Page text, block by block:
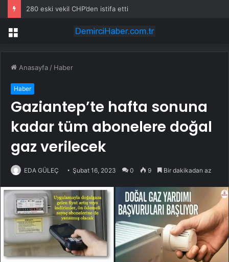
280 eski vekil CHP’den istifa etti
Menü
Anasayfa / Haber
Haber
Gaziantep’te hafta sonuna
kadar tüm abonelere doğal
gaz verilecek
EDA GÜLEÇ Şubat 16, 2023 0 9 Bir dakikadan az